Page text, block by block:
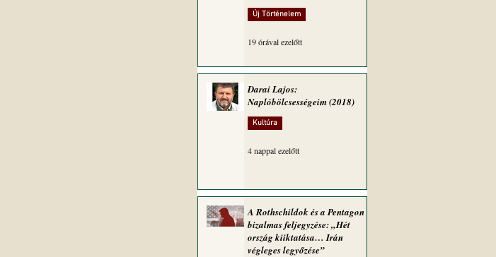
Új Történelem
19 órával ezelőtt
Darai Lajos:
Naplóbölcsességeim (2018)
Kultúra
4 nappal ezelőtt
A Rothschildok és a Pentagon
bizalmas feljegyzése: „Hét
ország kiiktatása… Irán
végleges legyőzése”